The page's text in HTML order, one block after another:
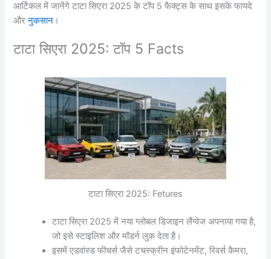
आर्टिकल में जानेंगे टाटा सिएरा 2025 के टॉप 5 फैक्ट्स के साथ इसके फायदे
औरनुकसान ।
टाटा सिएरा 2025: टॉप 5 Facts
टाटा सिएरा 2025: Fetures
टाटा सिएरा 2025 में नया ग्लोबल डिजाइन लैंग्वेज अपनाया गया है,
जो इसे स्टाइलिश और मॉडर्न लुक देता है।
इसमें एडवांस्ड फीचर्स जैसे टचस्क्रीन इंफोटेनमेंट, रिवर्स कैमरा,